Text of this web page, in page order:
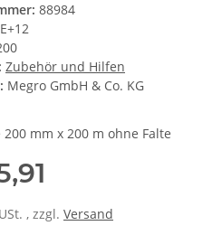
88984
Zubehör und Hilfen
Megro GmbH & Co. KG
200 mm x 200 m ohne Falte
, zzgl. Versand